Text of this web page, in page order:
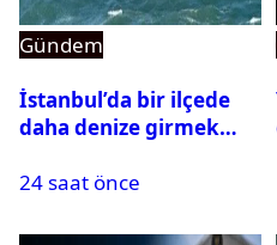
Gündem
İstanbul’da bir ilçede
daha denize girmek
24 saat önce